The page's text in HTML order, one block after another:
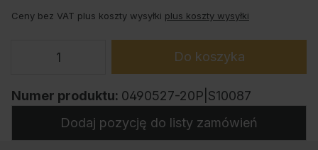
Ceny bez VAT plus koszty wysyłki plus koszty wysyłki
Do koszyka
Numer produktu: 0490527-20P|S10087
Dodaj pozycję do listy zamówień